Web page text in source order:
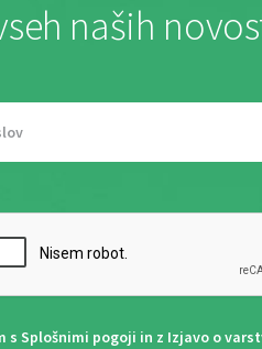
naših
s Splošnimi pogoji in z Izjavo o